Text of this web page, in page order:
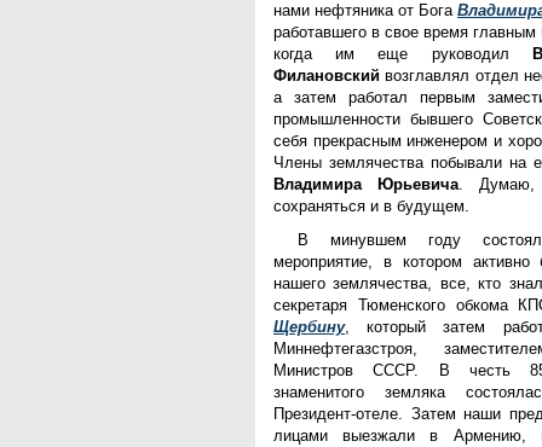
нами нефтяника от Бога
работавшего в свое время
когда им еще руководил
Филановский возглавлял отдел
а затем работал первым
промышленности бывшего
себя прекрасным инженером и
Члены землячества побывали на
Владимира Юрьевича. Думаю,
сохраняться и в будущем.
В минувшем году
мероприятие, в котором
нашего землячества, все, кто
секретаря Тюменского обкома
Щербину, который затем
Миннефтегазстроя,
Министров СССР. В честь
знаменитого земляка
Президент-отеле. Затем наши
лицами выезжали в Армению, в